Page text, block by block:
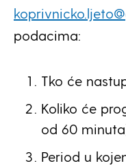
podacima:
Tko će
Koliko će
od 60
Period u